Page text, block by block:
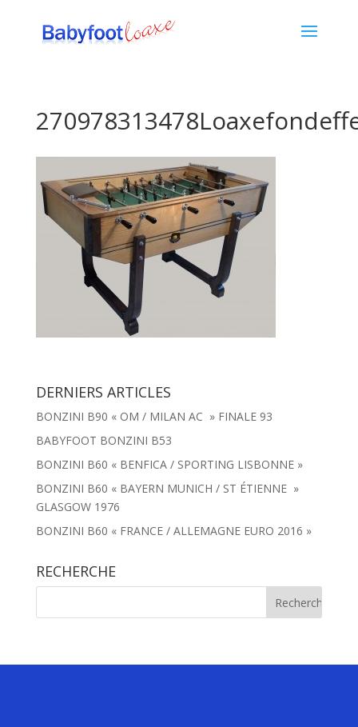
DERNIERS ARTICLES
BONZINI B90 « OM / MILAN AC » FINALE 93
BABYFOOT BONZINI B53
BONZINI B60 « BENFICA / SPORTING LISBONNE »
BONZINI B60 « BAYERN MUNICH / ST ÉTIENNE »
GLASGOW 1976
BONZINI B60 « FRANCE / ALLEMAGNE EURO 2016 »
RECHERCHE